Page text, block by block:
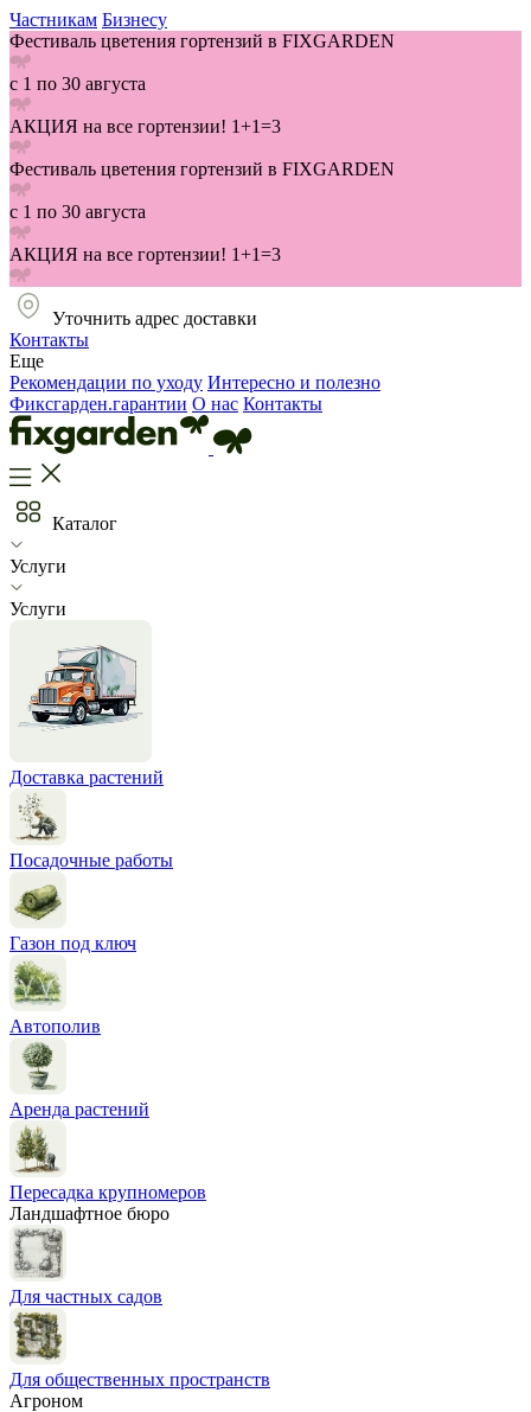
Частникам Бизнесу
Фестиваль цветения гортензий в FIXGARDEN
с 1 по 30 августа
АКЦИЯ на все гортензии! 1+1=3
Фестиваль цветения гортензий в FIXGARDEN
с 1 по 30 августа
АКЦИЯ на все гортензии! 1+1=3
Уточнить адрес доставки
Контакты
Еще
Рекомендации по уходу Интересно и полезно
Фиксгарден.гарантии О нас Контакты
Каталог
Услуги
Услуги
Доставка растений
Посадочные работы
Газон под ключ
Автополив
Аренда растений
Пересадка крупномеров
Ландшафтное бюро
Для частных садов
Для общественных пространств
Агроном